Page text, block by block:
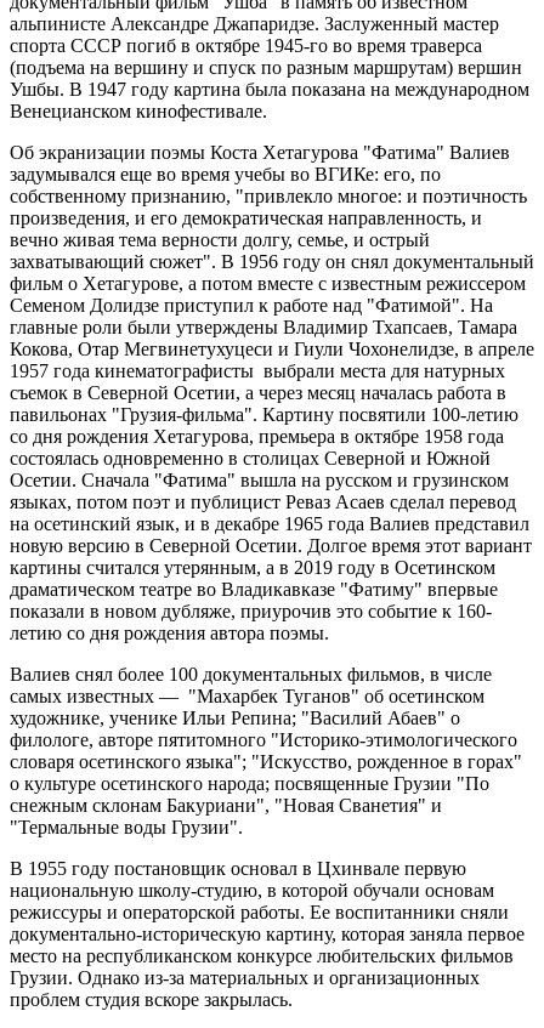
альпинисте Александре Джапаридзе. Заслуженный мастер
спорта СССР погиб в октябре 1945-го во время траверса
(подъема на вершину и спуск по разным маршрутам) вершин
Ушбы. В 1947 году картина была показана на международном
Венецианском кинофестивале.
Об экранизации поэмы Коста Хетагурова "Фатима" Валиев
задумывался еще во время учебы во ВГИКе: его, по
собственному признанию, "привлекло многое: и поэтичность
произведения, и его демократическая направленность, и
вечно живая тема верности долгу, семье, и острый
захватывающий сюжет". В 1956 году он снял документальный
фильм о Хетагурове, а потом вместе с известным режиссером
Семеном Долидзе приступил к работе над "Фатимой". На
главные роли были утверждены Владимир Тхапсаев, Тамара
Кокова, Отар Мегвинетухуцеси и Гиули Чохонелидзе, в апреле
1957 года кинематографисты выбрали места для натурных
съемок в Северной Осетии, а через месяц началась работа в
павильонах "Грузия-фильма". Картину посвятили 100-летию
со дня рождения Хетагурова, премьера в октябре 1958 года
состоялась одновременно в столицах Северной и Южной
Осетии. Сначала "Фатима" вышла на русском и грузинском
языках, потом поэт и публицист Реваз Асаев сделал перевод
на осетинский язык, и в декабре 1965 года Валиев представил
новую версию в Северной Осетии. Долгое время этот вариант
картины считался утерянным, а в 2019 году в Осетинском
драматическом театре во Владикавказе "Фатиму" впервые
показали в новом дубляже, приурочив это событие к 160-
летию со дня рождения автора поэмы.
Валиев снял более 100 документальных фильмов, в числе
самых известных — "Махарбек Туганов" об осетинском
художнике, ученике Ильи Репина; "Василий Абаев" о
филологе, авторе пятитомного "Историко-этимологического
словаря осетинского языка"; "Искусство, рожденное в горах"
о культуре осетинского народа; посвященные Грузии "По
снежным склонам Бакуриани", "Новая Сванетия" и
"Термальные воды Грузии".
В 1955 году постановщик основал в Цхинвале первую
национальную школу-студию, в которой обучали основам
режиссуры и операторской работы. Ее воспитанники сняли
документально-историческую картину, которая заняла первое
место на республиканском конкурсе любительских фильмов
Грузии. Однако из-за материальных и организационных
проблем студия вскоре закрылась.